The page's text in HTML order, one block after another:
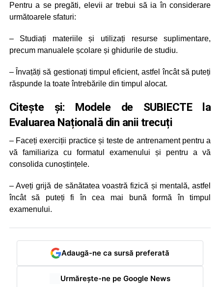
Pentru a se pregăti, elevii ar trebui să ia în considerare
următoarele sfaturi:
– Studiați materiile și utilizați resurse suplimentare,
precum manualele școlare și ghidurile de studiu.
– Învațăți să gestionați timpul eficient, astfel încât să puteți
răspunde la toate întrebările din timpul alocat.
Citește și: Modele de SUBIECTE la
Evaluarea Națională din anii trecuți
– Faceți exerciții practice și teste de antrenament pentru a
vă familiariza cu formatul examenului și pentru a vă
consolida cunoștințele.
– Aveți grijă de sănătatea voastră fizică și mentală, astfel
încât să puteți fi în cea mai bună formă în timpul
examenului.
Adaugă-ne ca sursă preferată
Urmărește-ne pe Google News